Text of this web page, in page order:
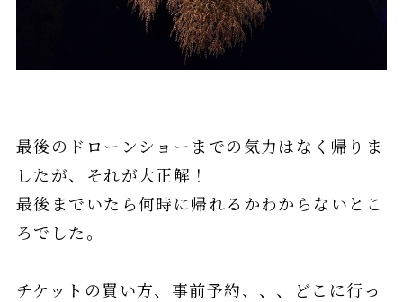
最後のドローンショーまでの気力はなく帰りま
したが、それが大正解！
最後までいたら何時に帰れるかわからないとこ
ろでした。
チケットの買い方、事前予約、、、どこに行っ